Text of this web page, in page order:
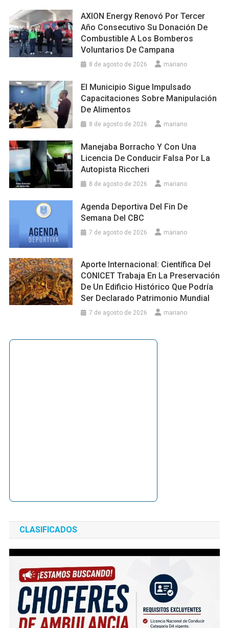
AXION Energy Renovó Por Tercer
Año Consecutivo Su Donación De
Combustible A Los Bomberos
Voluntarios De Campana
8 de agosto de 2026 mariano
El Municipio Sigue Impulsado
Capacitaciones Sobre Manipulación
De Alimentos
8 de agosto de 2026 mariano
Manejaba Borracho Y Con Una
Licencia De Conducir Falsa Por La
Autopista Riccheri
8 de agosto de 2026 mariano
Agenda Deportiva Del Fin De
Semana Del CBC
7 de agosto de 2026 mariano
Aporte Internacional: Científica Del
CONICET Trabaja En La Preservación
De Un Edificio Histórico Que Podría
Ser Declarado Patrimonio Mundial
7 de agosto de 2026 mariano
CLASIFICADOS